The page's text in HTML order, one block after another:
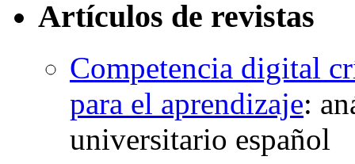
Artículos de revistas
Competencia digital
para el aprendizaje:
universitario español